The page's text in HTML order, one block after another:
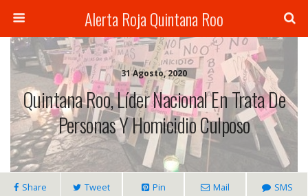
Alerta Roja Quintana Roo
31 Agosto, 2020
Quintana Roo, Líder Nacional En Trata De
Personas Y Homicidio Culposo
Share Tweet Pin Mail SMS